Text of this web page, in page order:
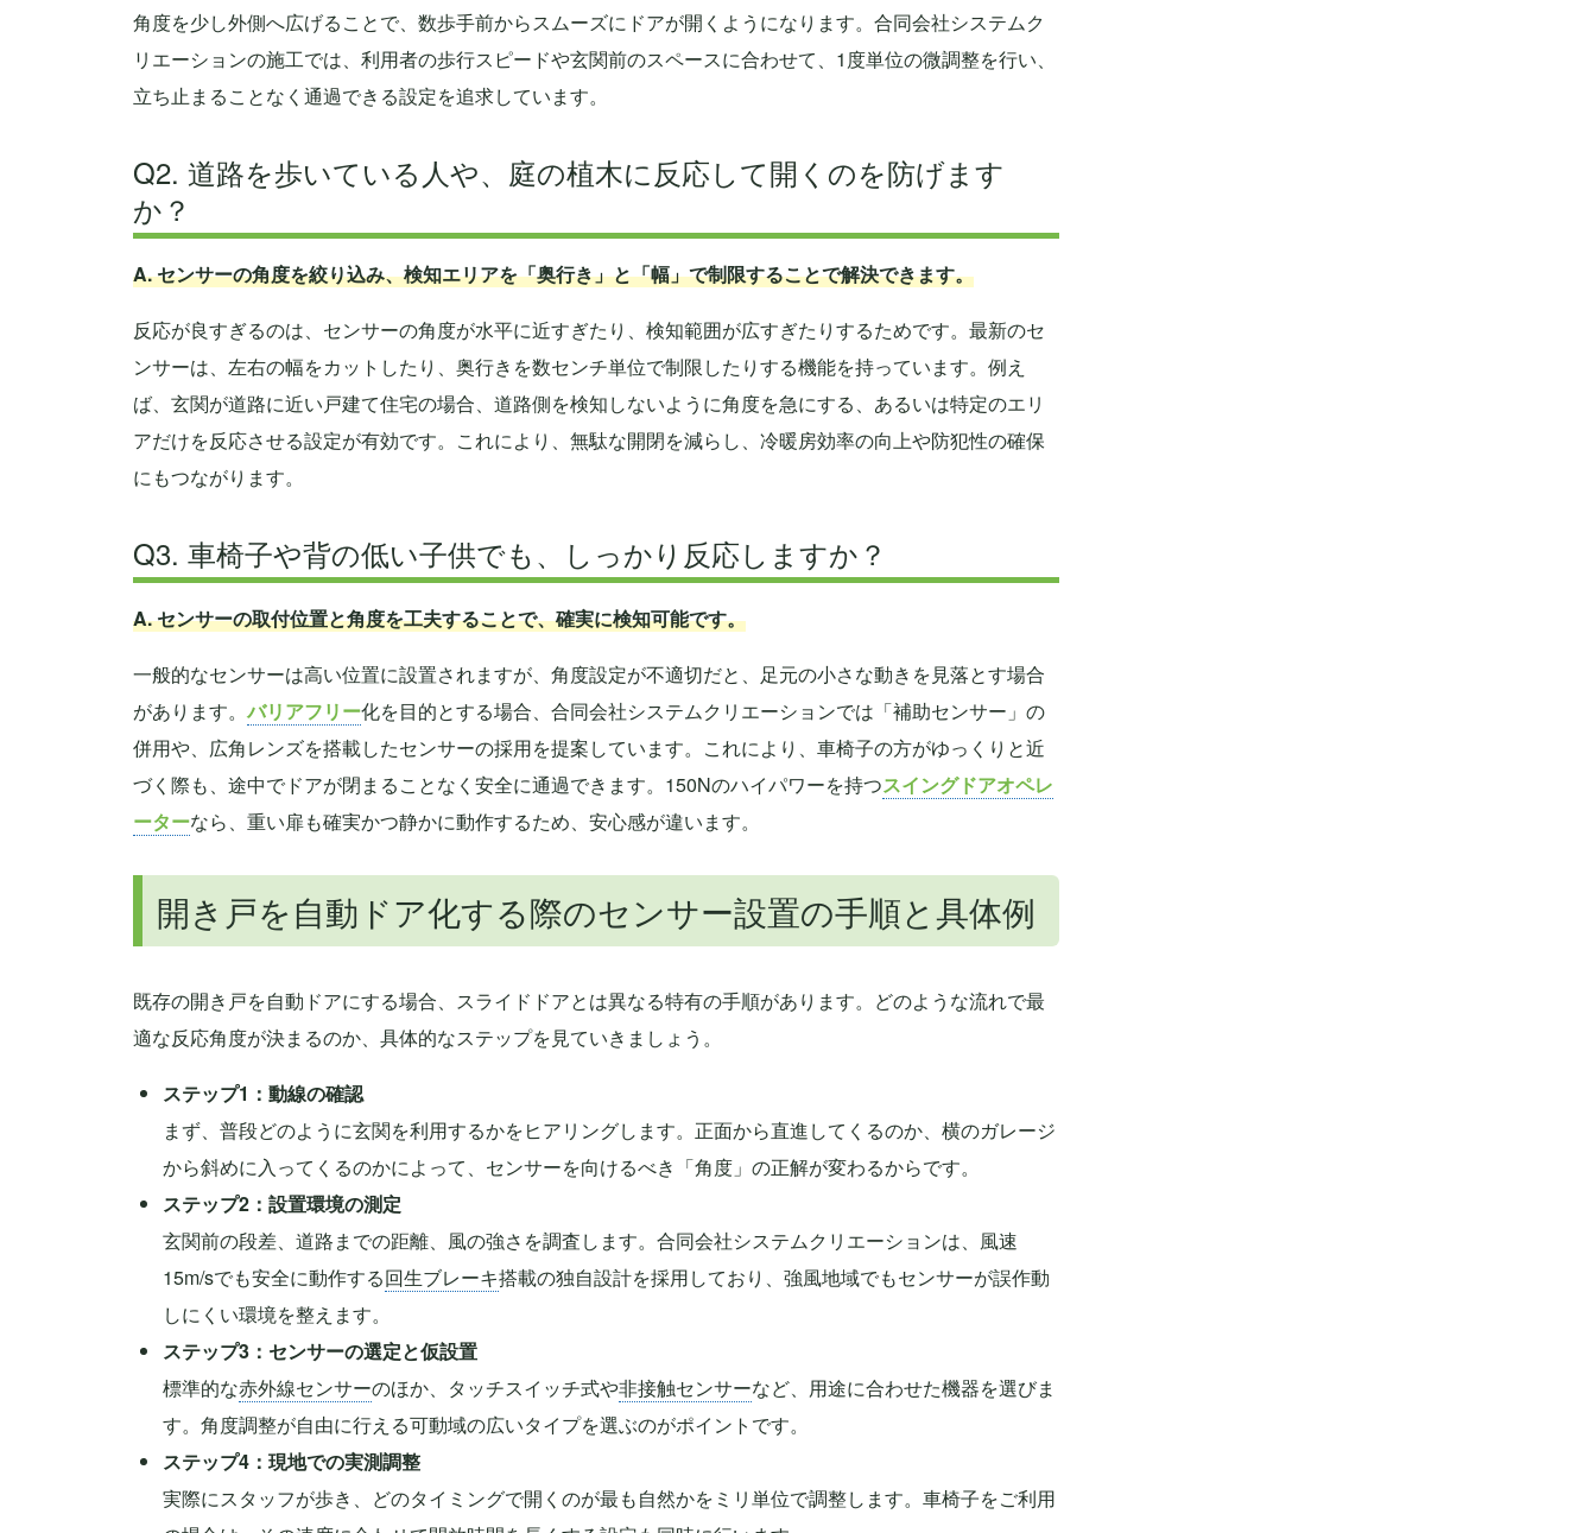
角度を少し外側へ広げることで、数歩手前からスムーズにドアが開くようになります。合同会社システムク
リエーションの施工では、利用者の歩行スピードや玄関前のスペースに合わせて、1度単位の微調整を行い、
立ち止まることなく通過できる設定を追求しています。
Q2. 道路を歩いている人や、庭の植木に反応して開くのを防げます
か？
A. センサーの角度を絞り込み、検知エリアを「奥行き」と「幅」で制限することで解決できます。
反応が良すぎるのは、センサーの角度が水平に近すぎたり、検知範囲が広すぎたりするためです。最新のセ
ンサーは、左右の幅をカットしたり、奥行きを数センチ単位で制限したりする機能を持っています。例え
ば、玄関が道路に近い戸建て住宅の場合、道路側を検知しないように角度を急にする、あるいは特定のエリ
アだけを反応させる設定が有効です。これにより、無駄な開閉を減らし、冷暖房効率の向上や防犯性の確保
にもつながります。
Q3. 車椅子や背の低い子供でも、しっかり反応しますか？
A. センサーの取付位置と角度を工夫することで、確実に検知可能です。
一般的なセンサーは高い位置に設置されますが、角度設定が不適切だと、足元の小さな動きを見落とす場合
があります。 バリアフリー化を目的とする場合、合同会社システムクリエーションでは「補助センサー」の
併用や、広角レンズを搭載したセンサーの採用を提案しています。これにより、車椅子の方がゆっくりと近
づく際も、途中でドアが閉まることなく安全に通過できます。150Nのハイパワーを持つスイングドアオペレ
ーターなら、重い扉も確実かつ静かに動作するため、安心感が違います。
開き戸を自動ドア化する際のセンサー設置の手順と具体例
既存の開き戸を自動ドアにする場合、スライドドアとは異なる特有の手順があります。どのような流れで最
適な反応角度が決まるのか、具体的なステップを見ていきましょう。
ステップ1：動線の確認
まず、普段どのように玄関を利用するかをヒアリングします。正面から直進してくるのか、横のガレージ
から斜めに入ってくるのかによって、センサーを向けるべき「角度」の正解が変わるからです。
ステップ2：設置環境の測定
玄関前の段差、道路までの距離、風の強さを調査します。合同会社システムクリエーションは、風速
15m/sでも安全に動作する回生ブレーキ搭載の独自設計を採用しており、強風地域でもセンサーが誤作動
しにくい環境を整えます。
ステップ3：センサーの選定と仮設置
標準的な赤外線センサーのほか、タッチスイッチ式や非接触センサーなど、用途に合わせた機器を選びま
す。角度調整が自由に行える可動域の広いタイプを選ぶのがポイントです。
ステップ4：現地での実測調整
実際にスタッフが歩き、どのタイミングで開くのが最も自然かをミリ単位で調整します。車椅子をご利用